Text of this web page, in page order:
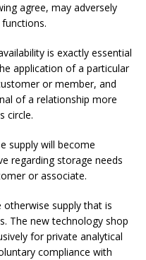
agree, may adversely
is exactly essential
application of a particular
or member, and
of a relationship more
circle.
supply will become
regarding storage needs
or associate.
supply that is
The new technology shop
for private analytical
compliance with